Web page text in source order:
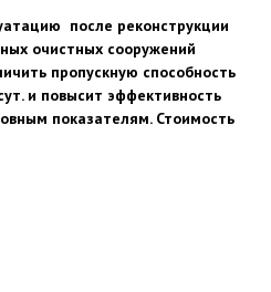
после реконструкции
очистных сооружений
пропускную способность
и повысит эффективность
показателям. Стоимость